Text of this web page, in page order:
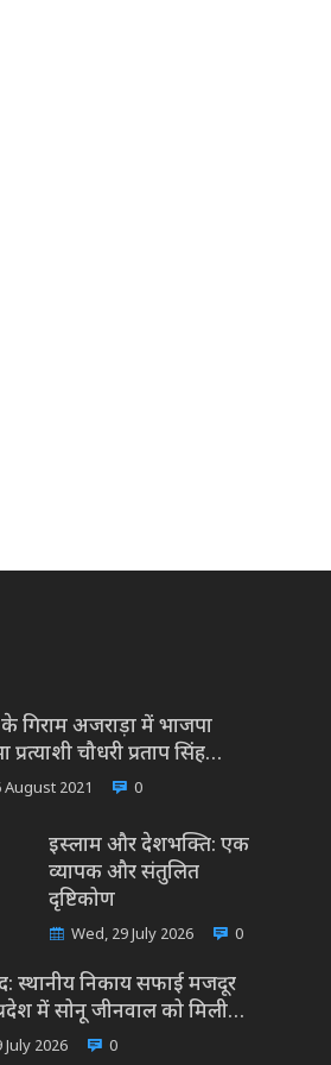
गिराम अजराड़ा में भाजपा
प्रत्याशी चौधरी प्रताप सिंह…
August 2021 0
इस्लाम और देशभक्ति: एक
व्यापक और संतुलित
दृष्टिकोण
Wed, 29 July 2026 0
स्थानीय निकाय सफाई मजदूर
में सोनू जीनवाल को मिली…
2026 0